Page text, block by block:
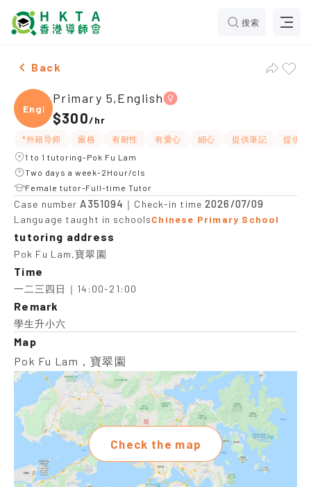
搜索
Female Primary 5,English，Pok Fu Lam Tuition
Back
Engli
Primary 5,English
$300/hr
*外籍导师 嚴格 有耐性 有愛心 細心 提供筆記
提供
1 to 1 tutoring-Pok Fu Lam
Two days a week-2Hour/cls
Female tutor-Full-time Tutor
Case number A351094 ｜Check-in time2026/07/09
Language taught in schoolsChinese Primary School
tutoring address
Pok Fu Lam,寶翠園
Time
一二三四日｜14:00-21:00
Remark
學生升小六
Map
Pok Fu Lam，寶翠園
Check the map